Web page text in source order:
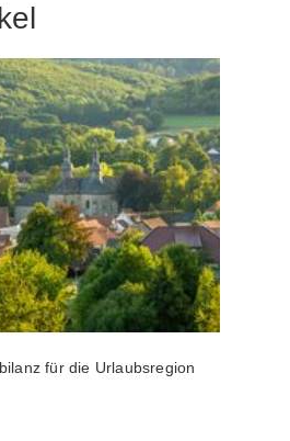
für die Urlaubsregion